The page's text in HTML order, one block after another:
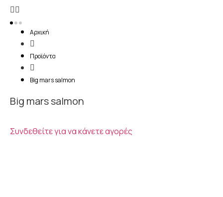
Αρχική
Προϊόντα
Big mars salmon
Big mars salmon
Συνδεθείτε για να κάνετε αγορές